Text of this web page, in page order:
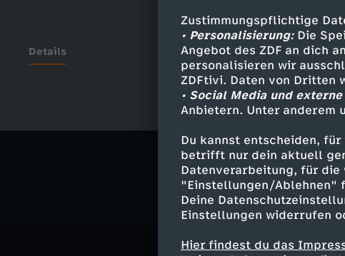
Zustimmungspflichtige
• Personalisierung:Die
Angebot des ZDF an dich
personalisieren wir
ZDFtivi. Daten von Dritten
• Social Media und
Anbietern. Unter anderem
Du kannst entscheiden,
betrifft nur dein aktuell
Datenverarbeitung, für
"Einstellungen/Ablehnen"
Deine
Einstellungen widerrufen
Hier findest du das
Details
Ähnliche
Politik